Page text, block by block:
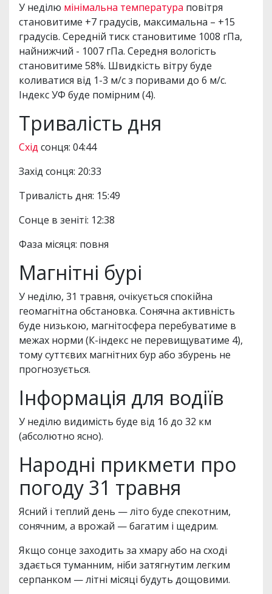
У неділю мінімальна температура повітря
становитиме +7 градусів, максимальна – +15
градусів. Середній тиск становитиме 1008 гПа,
найнижчий - 1007 гПа. Середня вологість
становитиме 58%. Швидкість вітру буде
коливатися від 1-3 м/с з поривами до 6 м/с.
Індекс УФ буде помірним (4).
Тривалість дня
Схід сонця: 04:44
Захід сонця: 20:33
Тривалість дня: 15:49
Сонце в зеніті: 12:38
Фаза місяця: повня
Магнітні бурі
У неділю, 31 травня, очікується спокійна
геомагнітна обстановка. Сонячна активність
буде низькою, магнітосфера перебуватиме в
межах норми (К-індекс не перевищуватиме 4),
тому суттєвих магнітних бур або збурень не
прогнозується.
Інформація для водіїв
У неділю видимість буде від 16 до 32 км
(абсолютно ясно).
Народні прикмети про
погоду 31 травня
Ясний і теплий день — літо буде спекотним,
сонячним, а врожай — багатим і щедрим.
Якщо сонце заходить за хмару або на сході
здається туманним, ніби затягнутим легким
серпанком — літні місяці будуть дощовими.